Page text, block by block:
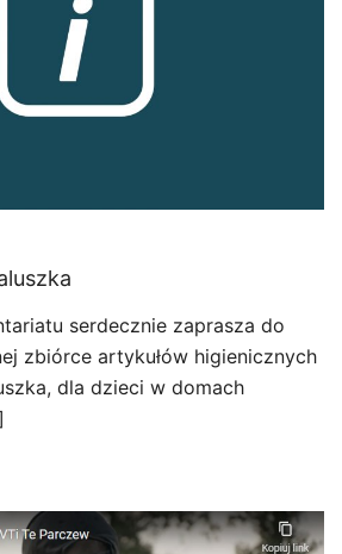
serdecznie zaprasza do
zbiórce artykułów higienicznych
dla dzieci w domach